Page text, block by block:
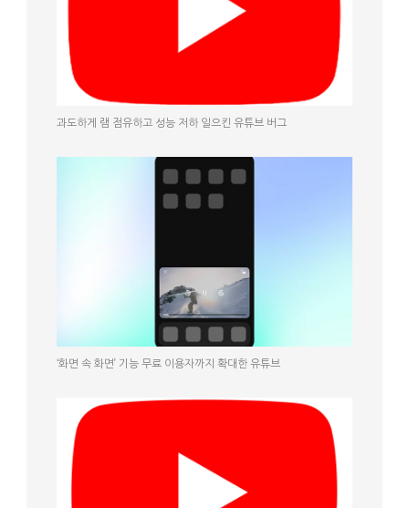
과도하게 램 점유하고 성능 저하 일으킨 유튜브 버그
‘화면 속 화면’ 기능 무료 이용자까지 확대한 유튜브